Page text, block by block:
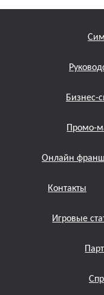
Бизнес-
Промо-
Онлайн
Контакты
Игровые